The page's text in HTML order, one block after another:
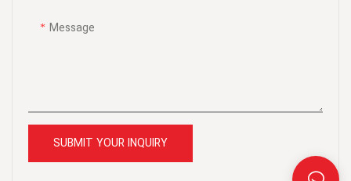
Message
SUBMIT YOUR INQUIRY